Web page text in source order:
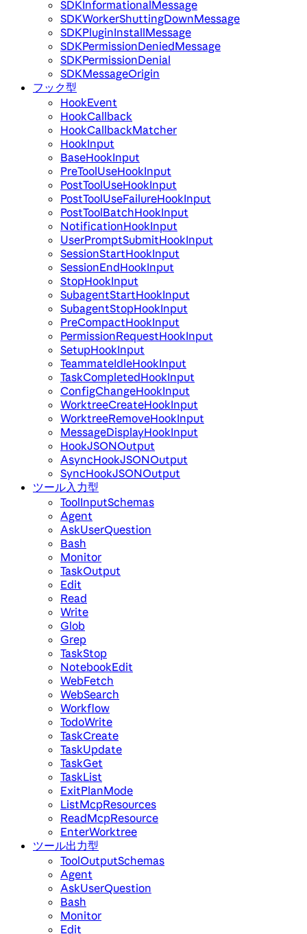
SDKInformationalMessage
SDKWorkerShuttingDownMessage
SDKPluginInstallMessage
SDKPermissionDeniedMessage
SDKPermissionDenial
SDKMessageOrigin
フック型
HookEvent
HookCallback
HookCallbackMatcher
HookInput
BaseHookInput
PreToolUseHookInput
PostToolUseHookInput
PostToolUseFailureHookInput
PostToolBatchHookInput
NotificationHookInput
UserPromptSubmitHookInput
SessionStartHookInput
SessionEndHookInput
StopHookInput
SubagentStartHookInput
SubagentStopHookInput
PreCompactHookInput
PermissionRequestHookInput
SetupHookInput
TeammateIdleHookInput
TaskCompletedHookInput
ConfigChangeHookInput
WorktreeCreateHookInput
WorktreeRemoveHookInput
MessageDisplayHookInput
HookJSONOutput
AsyncHookJSONOutput
SyncHookJSONOutput
ツール入力型
ToolInputSchemas
Agent
AskUserQuestion
Bash
Monitor
TaskOutput
Edit
Read
Write
Glob
Grep
TaskStop
NotebookEdit
WebFetch
WebSearch
Workflow
TodoWrite
TaskCreate
TaskUpdate
TaskGet
TaskList
ExitPlanMode
ListMcpResources
ReadMcpResource
EnterWorktree
ツール出力型
ToolOutputSchemas
Agent
AskUserQuestion
Bash
Monitor
Edit